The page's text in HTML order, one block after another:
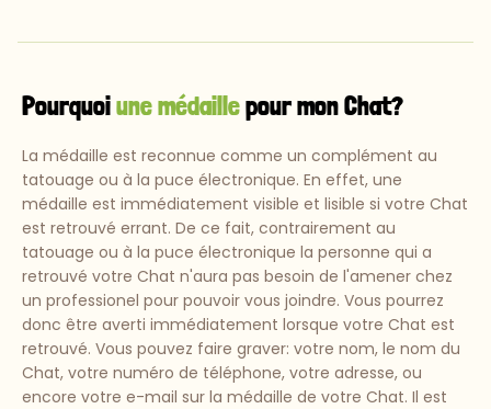
Pourquoiune médaillepour mon Chat?
La médaille est reconnue comme un complément au
tatouage ou à la puce électronique. En effet, une
médaille est immédiatement visible et lisible si votre Chat
est retrouvé errant. De ce fait, contrairement au
tatouage ou à la puce électronique la personne qui a
retrouvé votre Chat n'aura pas besoin de l'amener chez
un professionel pour pouvoir vous joindre. Vous pourrez
donc être averti immédiatement lorsque votre Chat est
retrouvé. Vous pouvez faire graver: votre nom, le nom du
Chat, votre numéro de téléphone, votre adresse, ou
encore votre e-mail sur la médaille de votre Chat. Il est